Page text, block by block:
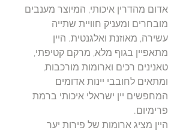
אדום מהדרין איכותי, המיוצר מענבים
מובחרים ומעניק חוויית שתייה
עשירה, מאוזנת ואלגנטית. היין
מתאפיין בגוף מלא, מרקם קטיפתי,
טאנינים רכים וארומות מורכבות,
ומתאים לחובבי יינות אדומים
המחפשים יין ישראלי איכותי ברמת
פרימיום.
היין מציג ארומות של פירות יער